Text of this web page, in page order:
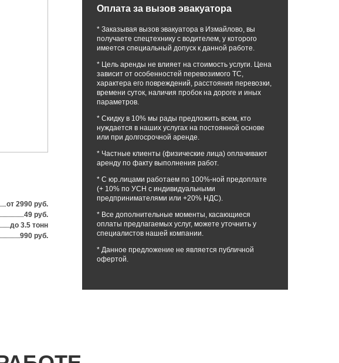
от 2990 руб.
49 руб.
до 3.5 тонн
990 руб.
Оплата за вызов эвакуатора
* Заказывая вызов эвакуатора в Измайлово, вы
получаете спецтехнику с водителем, у которого
имеется специальный допуск к данной работе.
* Цель аренды не влияет на стоимость услуги. Цена
зависит от особенностей перевозимого ТС,
характера его повреждений, расстояния перевозки,
времени суток, наличия пробок на дороге и иных
параметров.
* Скидку в 10% мы рады предложить всем, кто
нуждается в наших услугах на постоянной основе
или при долгосрочной аренде.
* Частные клиенты (физические лица) оплачивают
аренду по факту выполнения работ.
* С юр.лицами работаем по 100%-ной предоплате
(+ 10% по УСН с индивидуальными
предпринимателями или +20% НДС).
* Все дополнительные моменты, касающиеся
оплаты предлагаемых услуг, можете уточнить у
специалистов нашей компании.
* Данное предложение не является публичной
офертой.